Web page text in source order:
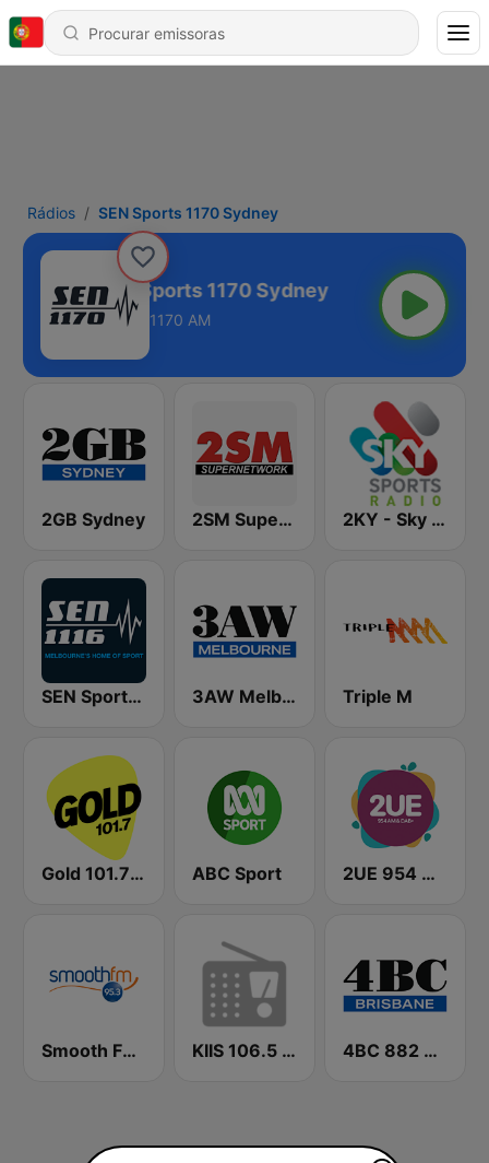
Rádios SEN Sports 1170 Sydney
SEN Sports 1170 Sydney
1170 AM
2GB Sydney 2SM Super Radio 2KY - Sky Sports Radio
SEN Sports 1116 AM 3AW Melbourne Triple M
Gold 101.7 FM ABC Sport 2UE 954 AM
Smooth FM 95.3 Sydney KIIS 106.5 FM 4BC 882 Brisbane